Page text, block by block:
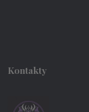
Kontakty